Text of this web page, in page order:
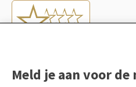
Meld je aan voor